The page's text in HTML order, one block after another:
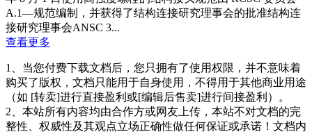
A.1—规范编制，并获得了结构连接研究理事会的批准结构连
接研究理事会ANSC 3...
查看更多
1、当您付费下载文档后，您只拥有了使用权限，并不意味着
购买了版权，文档只能用于自身使用，不得用于其他商业用途
（如 [转卖]进行直接盈利或[编辑后售卖]进行间接盈利）。
2、本站所有内容均由合作方或网友上传，本站不对文档的完
整性、权威性及其观点立场正确性做任何保证或承诺！文档内